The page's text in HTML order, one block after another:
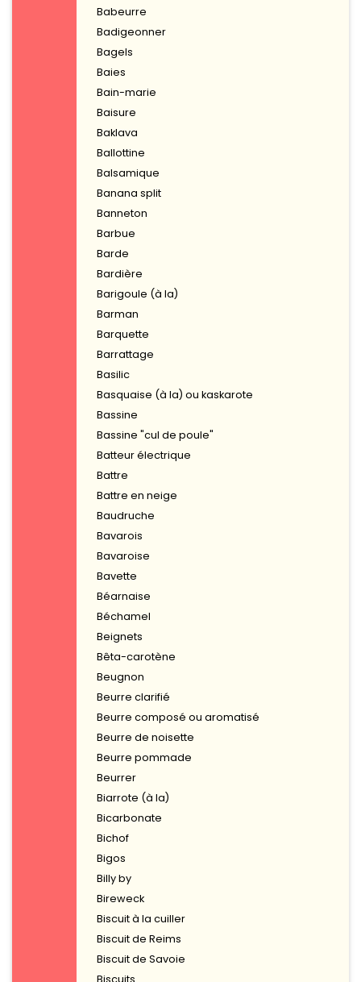
Babeurre
Badigeonner
Bagels
Baies
Bain-marie
Baisure
Baklava
Ballottine
Balsamique
Banana split
Banneton
Barbue
Barde
Bardière
Barigoule (à la)
Barman
Barquette
Barrattage
Basilic
Basquaise (à la) ou kaskarote
Bassine
Bassine "cul de poule"
Batteur électrique
Battre
Battre en neige
Baudruche
Bavarois
Bavaroise
Bavette
Béarnaise
Béchamel
Beignets
Bêta-carotène
Beugnon
Beurre clarifié
Beurre composé ou aromatisé
Beurre de noisette
Beurre pommade
Beurrer
Biarrote (à la)
Bicarbonate
Bichof
Bigos
Billy by
Bireweck
Biscuit à la cuiller
Biscuit de Reims
Biscuit de Savoie